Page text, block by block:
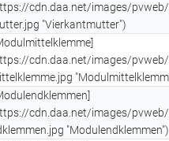
cdn.daa.net/images/
"Vierkantmutter")
cdn.daa.net/images/
cdn.daa.net/images/
"Modulendklemmen")